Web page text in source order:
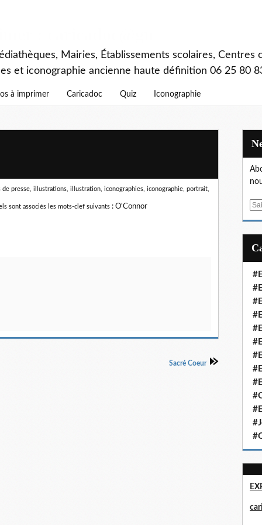
Mairies, Établissements scolaires, Centres
et iconographie ancienne haute définition 06 25 80
à imprimer Caricadoc Quiz Iconographie
presse, illustrations, illustration, iconographies, iconographie, portrait,
sont associés les mots-clef suivants : O'Connor
Sacré Coeur
E